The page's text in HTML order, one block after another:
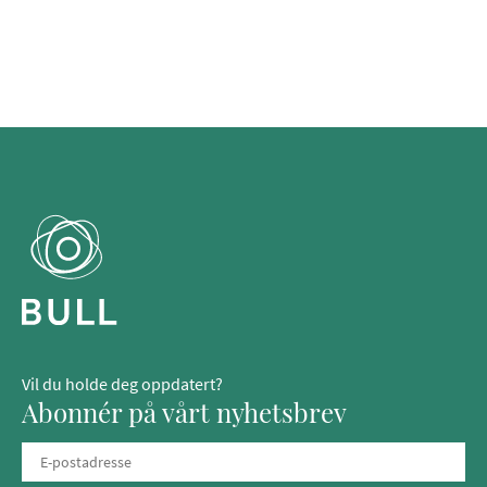
Vil du holde deg oppdatert?
Abonnér på vårt nyhetsbrev